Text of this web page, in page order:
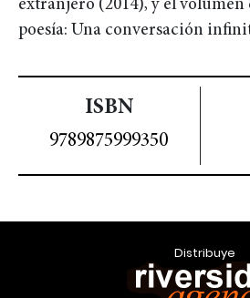
extranjero (2014), y el volumen
poesía: Una conversación
ISBN
9789875999350
Distribuye